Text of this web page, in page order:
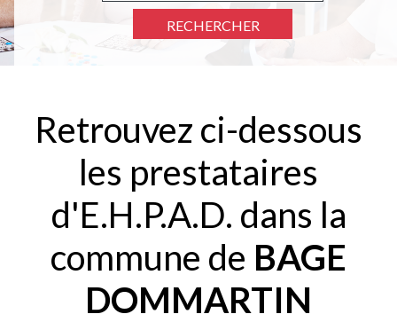
RECHERCHER
Retrouvez ci-dessous
les prestataires
d'E.H.P.A.D. dans la
commune de BAGE
DOMMARTIN